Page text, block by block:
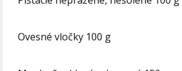
Ovesné vločky 100 g